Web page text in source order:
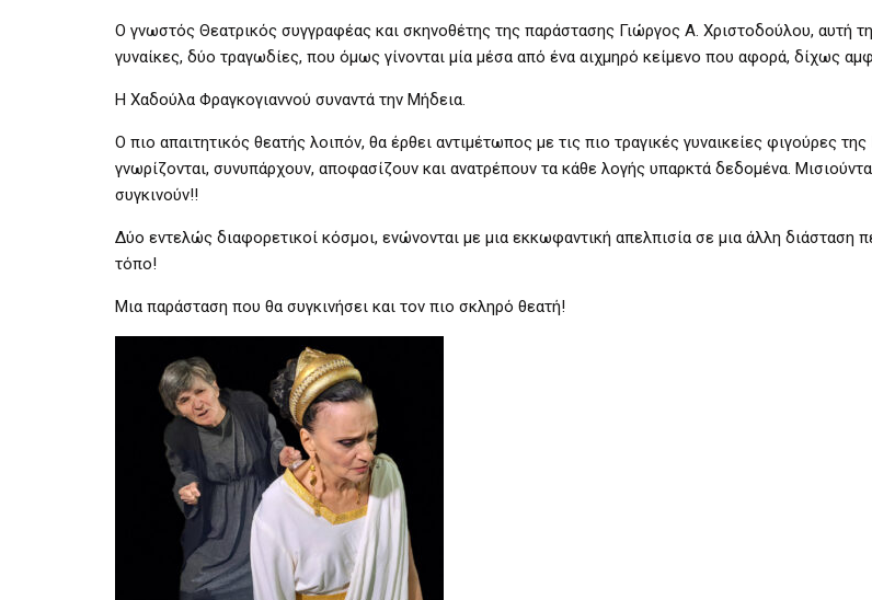
Ο γνωστός Θεατρικός συγγραφέας και σκηνοθέτης της παράστασης Γιώργος Α. Χριστοδούλου, αυτή
γυναίκες, δύο τραγωδίες, που όμως γίνονται μία μέσα από ένα αιχμηρό κείμενο που αφορά, δίχως
Η Χαδούλα Φραγκογιαννού συναντά την Μήδεια.
Ο πιο απαιτητικός θεατής λοιπόν, θα έρθει αντιμέτωπος με τις πιο τραγικές γυναικείες φιγούρες
γνωρίζονται, συνυπάρχουν, αποφασίζουν και ανατρέπουν τα κάθε λογής υπαρκτά δεδομένα.
συγκινούν!!
Δύο εντελώς διαφορετικοί κόσμοι, ενώνονται με μια εκκωφαντική απελπισία σε μια άλλη διάσταση
τόπο!
Μια παράσταση που θα συγκινήσει και τον πιο σκληρό θεατή!